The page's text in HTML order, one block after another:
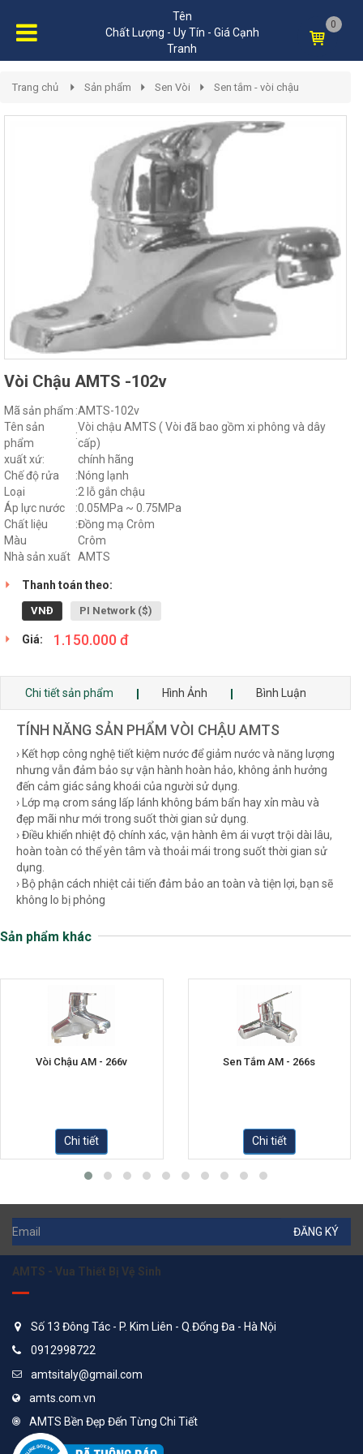
Tên
Chất Lượng - Uy Tín - Giá Cạnh
Tranh
0
Trang chủ Sản phẩm Sen Vòi Sen tắm - vòi chậu
Vòi Chậu AMTS -102v
Mã sản phẩm :AMTS-102v
Tên sản
phẩm
:
Vòi chậu AMTS ( Vòi đã bao gồm xi phông và dây
cấp)
xuất xứ:
chính hãng
Chế độ rửa
:Nóng lạnh
Loại
:2 lỗ gắn chậu
Áp lực nước
:0.05MPa ~ 0.75MPa
Chất liệu
:Đồng mạ Crôm
Màu
Crôm
Nhà sản xuất AMTS
Thanh toán theo:
VNĐ PI Network ($)
Giá: 1.150.000 đ
Chi tiết sản phẩm Hình Ảnh Bình Luận
TÍNH NĂNG SẢN PHẨM VÒI CHẬU AMTS
› Kết hợp công nghệ tiết kiệm nước để giảm nước và năng lượng
nhưng vẫn đảm bảo sự vận hành hoàn hảo, không ảnh hưởng
đến cảm giác sảng khoái của người sử dụng.
› Lớp mạ crom sáng lấp lánh không bám bẩn hay xỉn màu và
đẹp mãi như mới trong suốt thời gian sử dụng.
› Điều khiển nhiệt độ chính xác, vận hành êm ái vượt trội dài lâu,
hoàn toàn có thể yên tâm và thoải mái trong suốt thời gian sử
dụng.
› Bộ phận cách nhiệt cải tiến đảm bảo an toàn và tiện lợi, bạn sẽ
không lo bị phỏng
Sản phẩm khác
Vòi Chậu AM - 266v
Chi tiết
Sen Tắm AM - 266s
Chi tiết
ĐĂNG KÝ
AMTS - Vua Thiết Bị Vệ Sinh
Số 13 Đông Tác - P. Kim Liên - Q.Đống Đa - Hà Nội
0912998722
amtsitaly@gmail.com
amts.com.vn
AMTS Bền Đẹp Đến Từng Chi Tiết